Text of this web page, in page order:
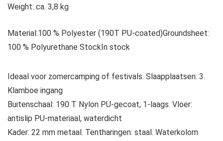
Weight: ca. 3,8 kg
Material:100 % Polyester (190T PU-coated)Groundsheet:
100 % Polyurethane StockIn stock
Ideaal voor zomercamping of festivals. Slaapplaatsen: 3.
Klamboe ingang
Buitenschaal: 190 T Nylon PU-gecoat, 1-laags. Vloer:
antislip PU-materiaal, waterdicht
Kader: 22 mm metaal. Tentharingen: staal. Waterkolom